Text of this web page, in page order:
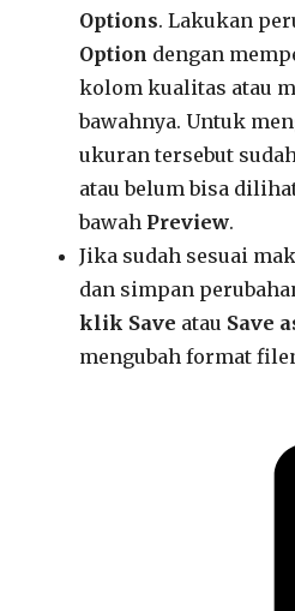
Options. Lakukan
Option dengan
kolom kualitas atau
bawahnya. Untuk
ukuran tersebut
atau belum bisa
bawah Preview.
Jika sudah sesuai
dan simpan
klik Save atau Save
mengubah format